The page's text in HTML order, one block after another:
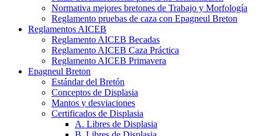
Normativa mejores bretones de Trabajo y Morfología
Reglamento pruebas de caza con Epagneul Breton
Reglamentos AICEB
Reglamento AICEB Becadas
Reglamento AICEB Caza Práctica
Reglamento AICEB Primavera
Epagneul Breton
Estándar del Bretón
Conceptos de Displasia
Mantos y desviaciones
Certificados de Displasia
A. Libres de Displasia